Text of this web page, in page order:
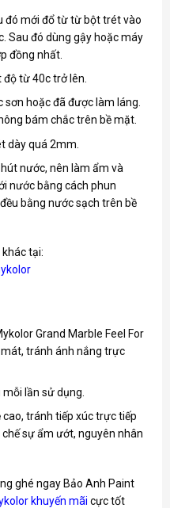
đó mới đổ từ từ bột trét vào
Sau đó dùng gậy hoặc máy
đồng nhất.
từ 40c trở lên.
sơn hoặc đã được làm láng.
bám chắc trên bề mặt.
dày quá 2mm.
nước, nên làm ẩm và
nước bằng cách phun
bằng nước sạch trên bề
tại:
Grand Marble Feel For
tránh ánh nắng trực
lần sử dụng.
tránh tiếp xúc trực tiếp
sự ẩm ướt, nguyên nhân
ghé ngay Bảo Anh Paint
khuyến mãi cực tốt